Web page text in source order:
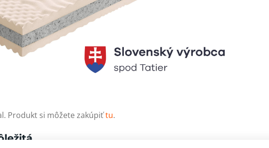
Produkt si môžete zakúpiťtu.